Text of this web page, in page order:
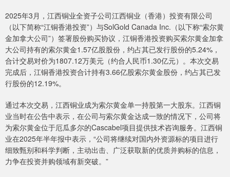
2025年3月，江西铜业全资子公司江西铜业（香港）投资有限公司
（以下简称“江铜香港投资”）与SolGold Canada Inc.（以下称“索尔黄
金加拿大公司”）签署股份购买协议，江铜香港投资购买索尔黄金加拿
大公司持有的索尔黄金1.57亿股股份，约占其已发行股份的5.24%，
合计交易对价为1807.12万美元（约合人民币1.30亿元）。本次交易
完成后，江铜香港投资合计持有3.66亿股索尔黄金股份，约占其已发
行股份的12.19%。
通过本次交易，江西铜业成为索尔黄金单一持股第一大股东。江西铜
业当时在公告中表示，在公司与索尔黄金达成一致的情况下，公司将
为索尔黄金位于厄瓜多尔的Cascabel项目提供技术咨询服务。江西铜
业在2025年半年报中表示，“公司将继续对国内外资源标的项目进行
细致甄别和科学判断，主动出击、广泛获取新的优质并购标的信息，
力争在投资并购领域有新突破。”